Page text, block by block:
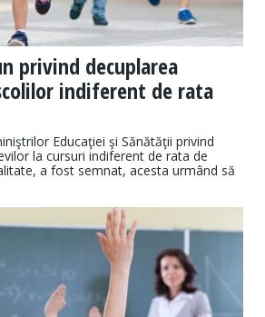
privind decuplarea
indiferent de rata
Educaţiei şi Sănătăţii privind
la cursuri indiferent de rata de
a fost semnat, acesta urmând să